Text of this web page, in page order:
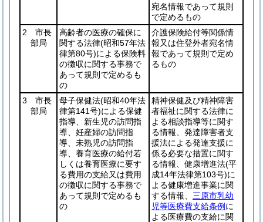
宛名情報であって規則
で定めるもの
2 市長
部局
高齢者の医療の確保に
関する法律(昭和57年法
律第80号)による保険料
の徴収に関する事務で
あって規則で定めるも
の
介護保険給付等関係情
報又は住登外者宛名情
報であって規則で定め
るもの
3 市長
部局
母子保健法(昭和40年法
律第141号)による保健
指導、新生児の訪問指
導、妊産婦の訪問指
導、未熟児の訪問指
導、養育医療の給付若
しくは養育医療に要す
る費用の支給又は費用
の徴収に関する事務で
あって規則で定めるも
の
精神保健及び精神障害
者福祉に関する法律に
よる相談指導等に関す
る情報、発達障害者支
援法による発達支援に
係る必要な措置に関す
る情報、健康増進法(平
成14年法律第103号)に
よる健康増進事業に関
する情報、 三原市乳幼
児等医療費支給条例 に
よる医療費の支給に関